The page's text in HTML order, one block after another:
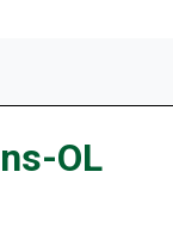
OL